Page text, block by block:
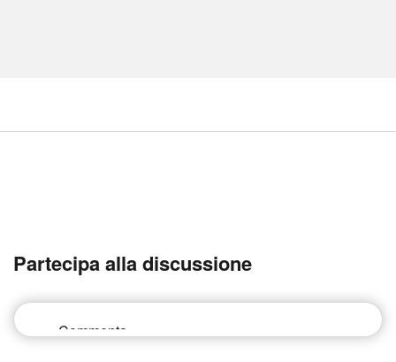
Partecipa alla discussione